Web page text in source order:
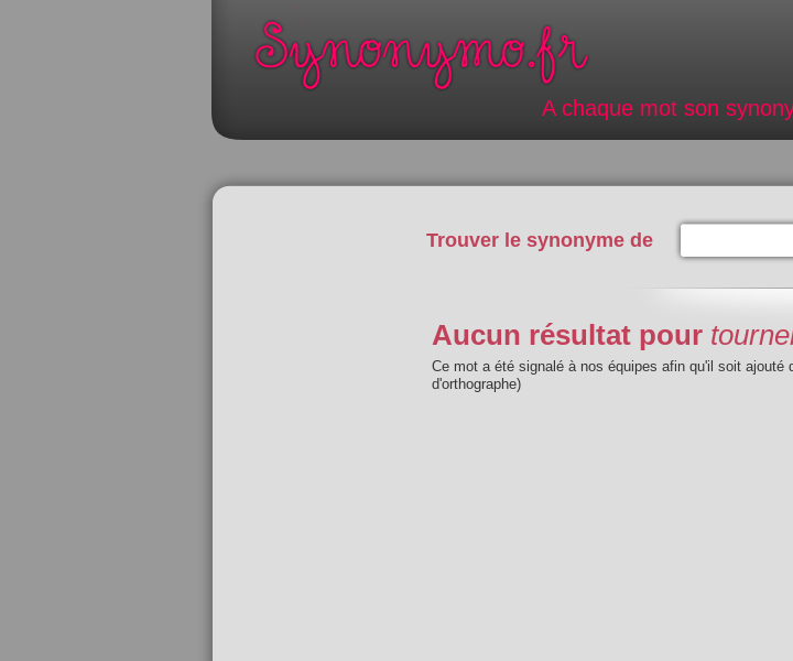
A chaque mot son
Trouver le synonyme de
Aucun résultat pour
Ce mot a été signalé à nos équipes afin qu'il soit
d'orthographe)